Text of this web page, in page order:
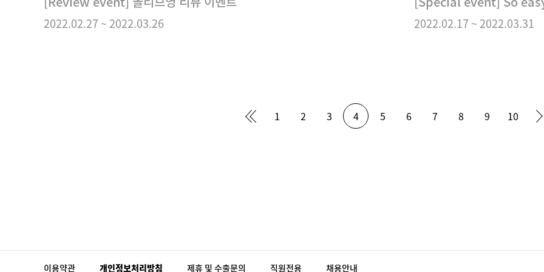
2022.02.27 ~2022.03.26 2022.02.17 ~2022.03.31
1 2 3 4 5 6 7 8 9 10
이용약관 개인정보처리방침 제휴 및 수출문의 직원전용 채용안내